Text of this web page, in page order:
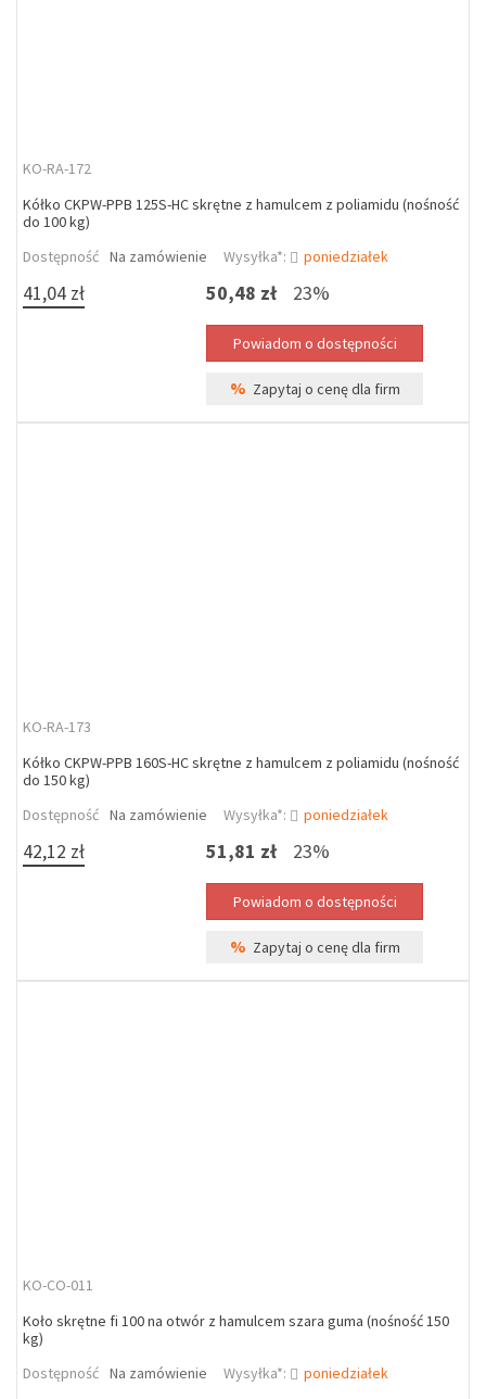
KO-RA-172
Kółko CKPW-PPB 125S-HC skrętne z hamulcem z poliamidu (nośność
do 100 kg)
Dostępność Na zamówienie Wysyłka*: poniedziałek
41,04 zł 50,48 zł 23%
% Zapytaj o cenę dla firm
KO-RA-173
Kółko CKPW-PPB 160S-HC skrętne z hamulcem z poliamidu (nośność
do 150 kg)
Dostępność Na zamówienie Wysyłka*: poniedziałek
42,12 zł 51,81 zł 23%
% Zapytaj o cenę dla firm
KO-CO-011
Koło skrętne fi 100 na otwór z hamulcem szara guma (nośność 150
kg)
Dostępność Na zamówienie Wysyłka*: poniedziałek